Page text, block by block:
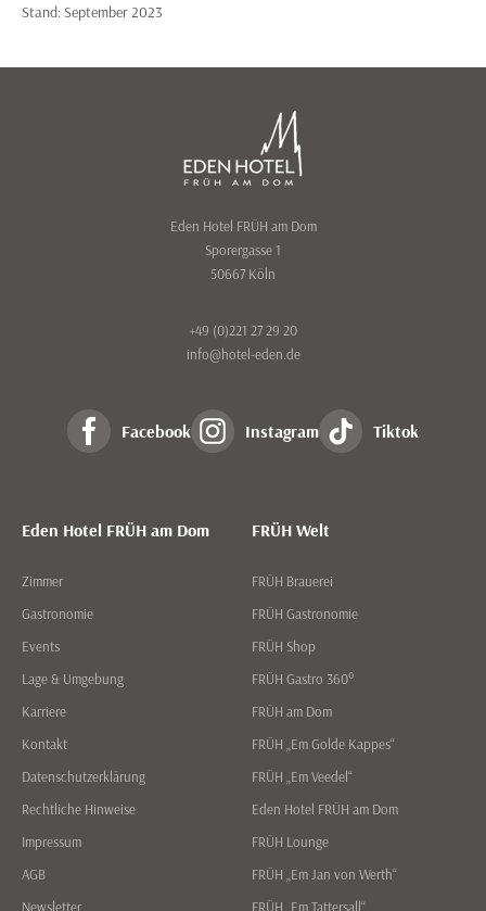
Stand: September 2023
Eden Hotel FRÜH am Dom
Sporergasse 1
50667 Köln
+49 (0)221 27 29 20
info@hotel-eden.de
Facebook Instagram Tiktok
Eden Hotel FRÜH am Dom
Zimmer
Gastronomie
Events
Lage & Umgebung
Karriere
Kontakt
Datenschutzerklärung
Rechtliche Hinweise
Impressum
AGB
Newsletter
FRÜH Welt
FRÜH Brauerei
FRÜH Gastronomie
FRÜH Shop
FRÜH Gastro 360°
FRÜH am Dom
FRÜH „Em Golde Kappes“
FRÜH „Em Veedel“
Eden Hotel FRÜH am Dom
FRÜH Lounge
FRÜH „Em Jan von Werth“
FRÜH „Em Tattersall“